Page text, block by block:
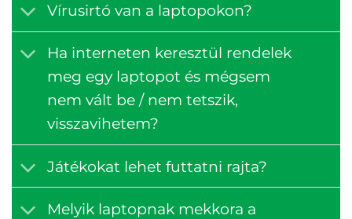
Vírusirtó van a laptopokon?
Ha interneten keresztül rendelek
meg egy laptopot és mégsem
nem vált be / nem tetszik,
visszavihetem?
Játékokat lehet futtatni rajta?
Melyik laptopnak mekkora a